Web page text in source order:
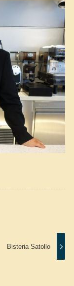
Bisteria Satollo